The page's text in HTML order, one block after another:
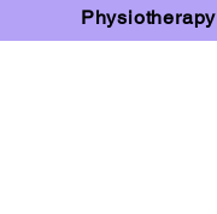
Physiotherapy